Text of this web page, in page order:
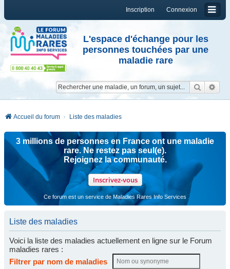
Connexion
Inscription
L'espace d'échange pour les
personnes touchées par une
maladie rare
Accueil du forum Liste des maladies
3 millions de personnes en France ont une maladie
rare. Ne restez pas seul(e).
Rejoignez la communauté.
Inscrivez-vous
Ce forum est un service de Maladies Rares Info Services
Liste des maladies
Voici la liste des maladies actuellement en ligne sur le Forum
maladies rares :
Filtrer par nom de maladies